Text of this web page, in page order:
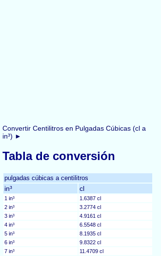
Convertir Centilitros en Pulgadas Cúbicas (cl a
in³) ►
Tabla de conversión
pulgadas cúbicas a centilitros
in³ cl
1 in³
1.6387 cl
2 in³
3.2774 cl
3 in³
4.9161 cl
4 in³
6.5548 cl
5 in³
8.1935 cl
6 in³
9.8322 cl
7 in³
11.4709 cl